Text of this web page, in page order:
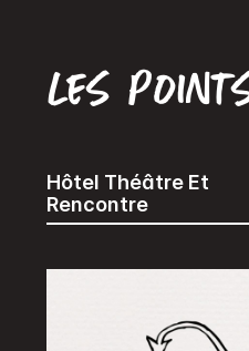
Les
Hôtel Théâtre Et
Rencontre